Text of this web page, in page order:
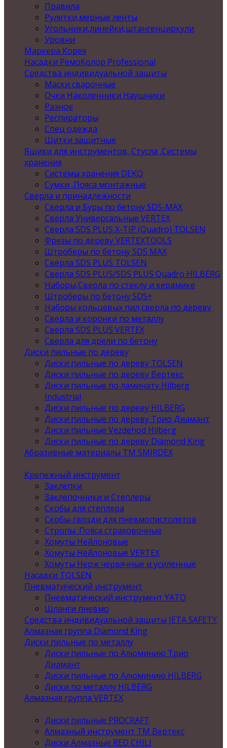
Правила
Рулетки,мерные ленты
Угольники,линейки,штангенциркули
Уровни
Маркера Корея
Насадки РемоКолор Professional
Средства индивидуальной защиты
Маски сварочные
Очки Наколенники Наушники
Разное
Респираторы
Спец одежда
Щитки защитные
Ящики для инструментов, Стусла ,Системы
хранения
Системы хранения DEKO
Сумки ,Пояса монтажные
Сверла и принадлежности
Сверла и Буры по бетону SDS-MAX
Сверла Универсальные VERTEX
Сверла SDS PLUS X-TIP (Quadro) TOLSEN
Фрезы по дереву VERTEXTOOLS
Штроберы по бетону SDS MAX
Сверла SDS PLUS TOLSEN
Сверла SDS PLUS/SDS PLUS Quadro HILBERG
Наборы,Сверла по стеклу и керамике
Штроберы по бетону SDS+
Наборы кольцевых пил,сверла по дереву
Сверла и коронки по металлу
Сверла SDS PLUS VERTEX
Сверла для дрели по бетону
Диски пильные по дереву
Диски пильные по дереву TOLSEN
Диски пильные по дереву Вертекс
Диски пильные по ламинату Hilberg
Industrial
Диски пильные по дереву HILBERG
Диски пильные по дереву Трио Диамант
Диски пильные Vezdehod Hilberg
Диски пильные по дереву Diamond King
Абразивные материалы ТМ SMIRDEX
Крепежный инструмент
Заклепки
Заклепочники и Степлеры
Скобы для степлера
Скобы-гвозди для пневмопистолетов
Стропы .Пояса страховочные
Хомуты Нейлоновые
Хомуты Нейлоновые VERTEX
Хомуты Нерж червячные и усиленные
Насадки TOLSEN
Пневматический инструмент
Пневматический инструмент YATO
Шланги пневмо
Средства индивидуальной защиты JETA SAFETY
Алмазная группа Diamond King
Диски пильные по металлу
Диски пильные по Алюминию Трио
Диамант
Диски пильные по Алюминию HILBERG
Диски по металлу HILBERG
Алмазная группа VERTEX
Диски пильные PROCRAFT
Алмазный инструмент ТМ Вертекс
Диски Алмазные RED CHILI